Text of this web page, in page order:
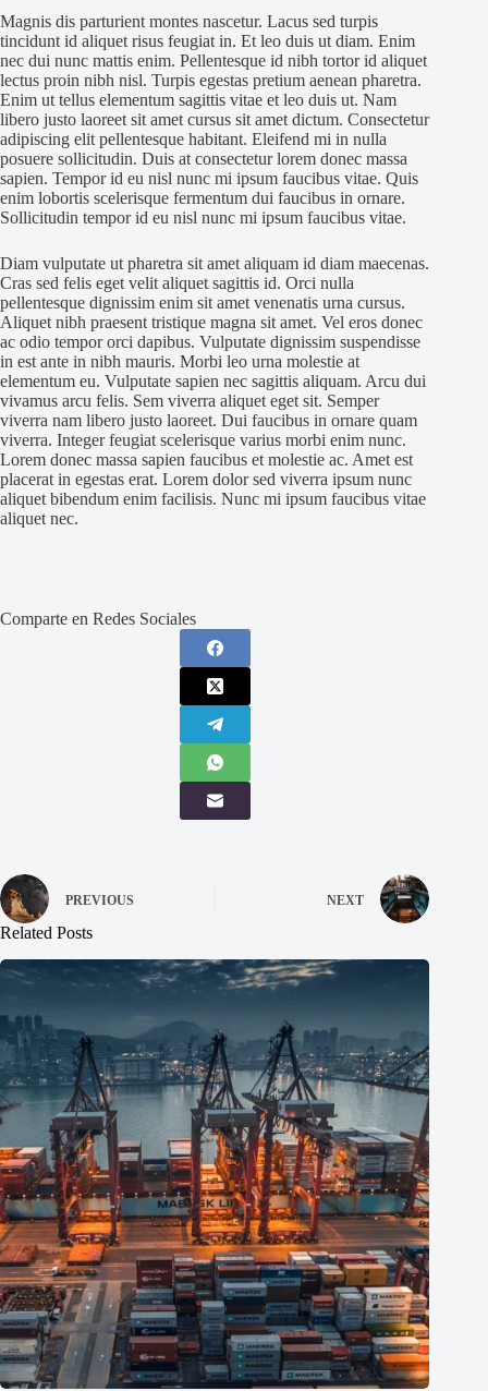
Magnis dis parturient montes nascetur. Lacus sed turpis
tincidunt id aliquet risus feugiat in. Et leo duis ut diam. Enim
nec dui nunc mattis enim. Pellentesque id nibh tortor id aliquet
lectus proin nibh nisl. Turpis egestas pretium aenean pharetra.
Enim ut tellus elementum sagittis vitae et leo duis ut. Nam
libero justo laoreet sit amet cursus sit amet dictum. Consectetur
adipiscing elit pellentesque habitant. Eleifend mi in nulla
posuere sollicitudin. Duis at consectetur lorem donec massa
sapien. Tempor id eu nisl nunc mi ipsum faucibus vitae. Quis
enim lobortis scelerisque fermentum dui faucibus in ornare.
Sollicitudin tempor id eu nisl nunc mi ipsum faucibus vitae.
Diam vulputate ut pharetra sit amet aliquam id diam maecenas.
Cras sed felis eget velit aliquet sagittis id. Orci nulla
pellentesque dignissim enim sit amet venenatis urna cursus.
Aliquet nibh praesent tristique magna sit amet. Vel eros donec
ac odio tempor orci dapibus. Vulputate dignissim suspendisse
in est ante in nibh mauris. Morbi leo urna molestie at
elementum eu. Vulputate sapien nec sagittis aliquam. Arcu dui
vivamus arcu felis. Sem viverra aliquet eget sit. Semper
viverra nam libero justo laoreet. Dui faucibus in ornare quam
viverra. Integer feugiat scelerisque varius morbi enim nunc.
Lorem donec massa sapien faucibus et molestie ac. Amet est
placerat in egestas erat. Lorem dolor sed viverra ipsum nunc
aliquet bibendum enim facilisis. Nunc mi ipsum faucibus vitae
aliquet nec.
Comparte en Redes Sociales
PREVIOUS NEXT
Related Posts